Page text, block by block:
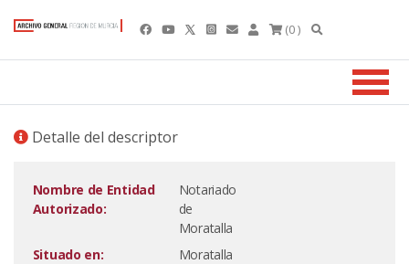
(0 )
Detalle del descriptor
Nombre de Entidad
Autorizado:
Notariado
de
Moratalla
Situado en:
Moratalla